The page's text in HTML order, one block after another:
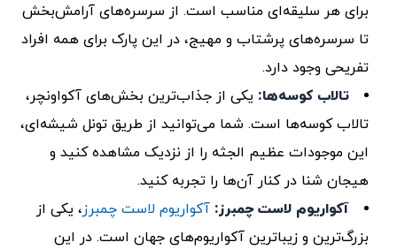
برای هر سلیقه‌ای مناسب است. از سرسره‌های آرامش‌بخش
تا سرسره‌های پرشتاب و مهیج، در این پارک برای همه افراد
تفریحی وجود دارد.
تالاب کوسه‌ها: یکی از جذاب‌ترین بخش‌های آکواونچر،
تالاب کوسه‌ها است. شما می‌توانید از طریق تونل شیشه‌ای،
این موجودات عظیم الجثه را از نزدیک مشاهده کنید و
هیجان شنا در کنار آن‌ها را تجربه کنید.
آکواریوم لاست چمبرز: آکواریوم لاست چمبرز، یکی از
بزرگ‌ترین و زیباترین آکواریوم‌های جهان است. در این